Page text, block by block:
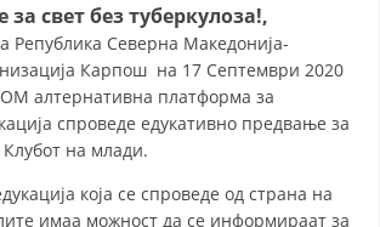
СТРАТЕГИИ
за свет без туберкулоза!,
Република Северна Македонија-
Карпош на 17 Септември 2020
алтернативна платформа за
спроведе едукативно предвање за
на млади.
која се спроведе од страна на
имаа можност да се информираат за